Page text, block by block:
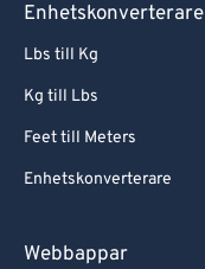
Enhetskonverterare
Lbs till Kg
Kg till Lbs
Feet till Meters
Enhetskonverterare
Webbappar